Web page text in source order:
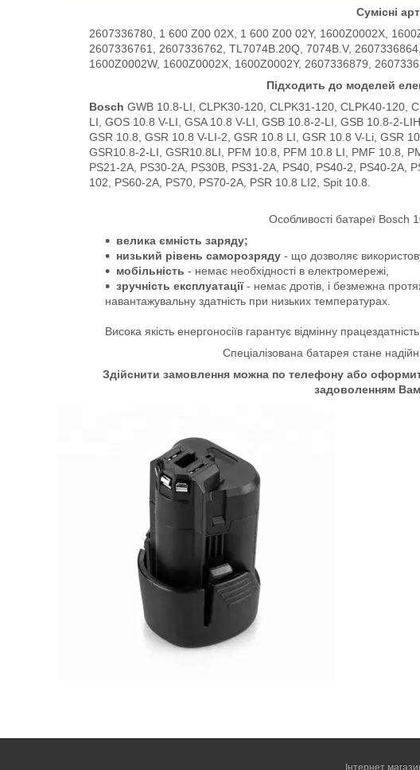
Сумісні
2607336780, 1 600 Z00 02X, 1 600 Z00 02Y, 1600Z0002X,
2607336761, 2607336762, TL7074B.20Q, 7074B.V,
1600Z0002W, 1600Z0002X, 1600Z0002Y, 2607336879,
Підходить до моделей
Bosch GWB 10.8-LI, CLPK30-120, CLPK31-120, CLPK40-120,
LI, GOS 10.8 V-LI, GSA 10.8 V-LI, GSB 10.8-2-LI, GSB 10.8-2-
GSR 10.8, GSR 10.8 V-LI-2, GSR 10.8 LI, GSR 10.8 V-Li, GSR
GSR10.8-2-LI, GSR10.8LI, PFM 10.8, PFM 10.8 LI, PMF 10.8,
PS21-2A, PS30-2A, PS30B, PS31-2A, PS40, PS40-2, PS40-2A,
102, PS60-2A, PS70, PS70-2A, PSR 10.8 LI2, Spit 10.8.
Особливості батареї Bosch
велика ємність заряду;
низький рівень саморозряду - що дозволяє
мобільність - немає необхідності в електромережі,
зручність експлуатації- немає дротів, і безмежна
навантажувальну здатність при низьких температурах.
Висока якість енергоносіїв гарантує відмінну
Спеціалізована батарея стане
Здійснити замовлення можна по телефону або
задоволенням